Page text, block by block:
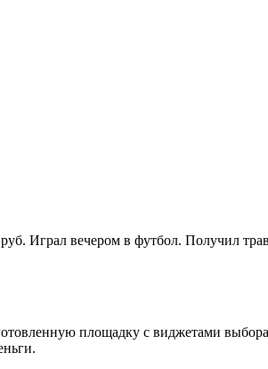
Играл вечером в футбол. Получил
площадку с виджетами